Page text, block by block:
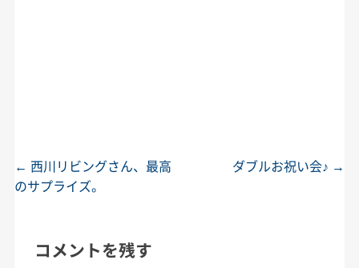
投稿ナビゲーション
← 西川リビングさん、最高
のサプライズ。
ダブルお祝い会♪ →
コメントを残す